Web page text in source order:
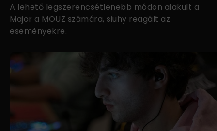
A lehető legszerencsétlenebb módon alakult a
Major a MOUZ számára, siuhy reagált az
eseményekre.